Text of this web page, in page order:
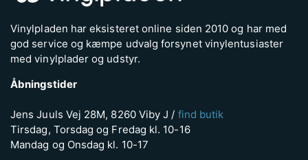
Vinylpladen har eksisteret online siden 2010 og har med
god service og kæmpe udvalg forsynet vinylentusiaster
med vinylplader og udstyr.
Åbningstider
Jens Juuls Vej 28M, 8260 Viby J / find butik
Tirsdag, Torsdag og Fredag kl. 10-16
Mandag og Onsdag kl. 10-17